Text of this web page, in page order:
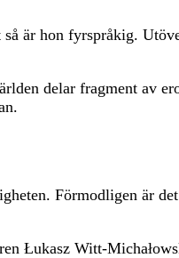
är hon fyrspråkig.
delar fragment av
Förmodligen är
Łukasz Witt-